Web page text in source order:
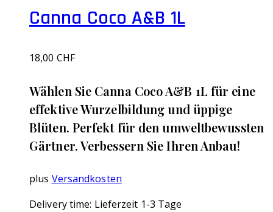
Canna Coco A&B 1L
18,00 CHF
Wählen Sie Canna Coco A&B 1L für eine
effektive Wurzelbildung und üppige
Blüten. Perfekt für den umweltbewussten
Gärtner. Verbessern Sie Ihren Anbau!
plus Versandkosten
Delivery time: Lieferzeit 1-3 Tage